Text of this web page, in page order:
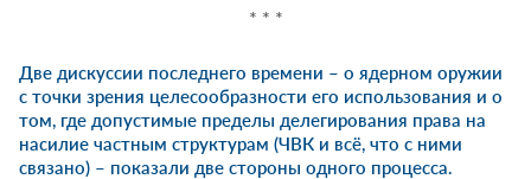
* * *
Две дискуссии последнего времени – о ядерном оружии
с точки зрения целесообразности его использования и о
том, где допустимые пределы делегирования права на
насилие частным структурам (ЧВК и всё, что с ними
связано) – показали две стороны одного процесса.